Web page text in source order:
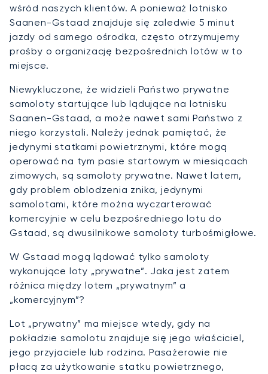
wśród naszych klientów. A ponieważ lotnisko
Saanen-Gstaad znajduje się zaledwie 5 minut
jazdy od samego ośrodka, często otrzymujemy
prośby o organizację bezpośrednich lotów w to
miejsce.
Niewykluczone, że widzieli Państwo prywatne
samoloty startujące lub lądujące na lotnisku
Saanen-Gstaad, a może nawet sami Państwo z
niego korzystali. Należy jednak pamiętać, że
jedynymi statkami powietrznymi, które mogą
operować na tym pasie startowym w miesiącach
zimowych, są samoloty prywatne. Nawet latem,
gdy problem oblodzenia znika, jedynymi
samolotami, które można wyczarterować
komercyjnie w celu bezpośredniego lotu do
Gstaad, są dwusilnikowe samoloty turbośmigłowe.
W Gstaad mogą lądować tylko samoloty
wykonujące loty „prywatne”. Jaka jest zatem
różnica między lotem „prywatnym” a
„komercyjnym”?
Lot „prywatny” ma miejsce wtedy, gdy na
pokładzie samolotu znajduje się jego właściciel,
jego przyjaciele lub rodzina. Pasażerowie nie
płacą za użytkowanie statku powietrznego,